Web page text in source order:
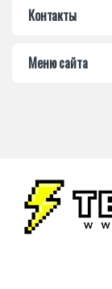
Контакты
Меню сайта